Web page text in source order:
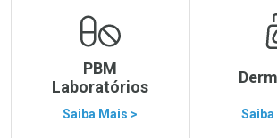
PBM
Laboratórios
Saiba Mais > Saiba